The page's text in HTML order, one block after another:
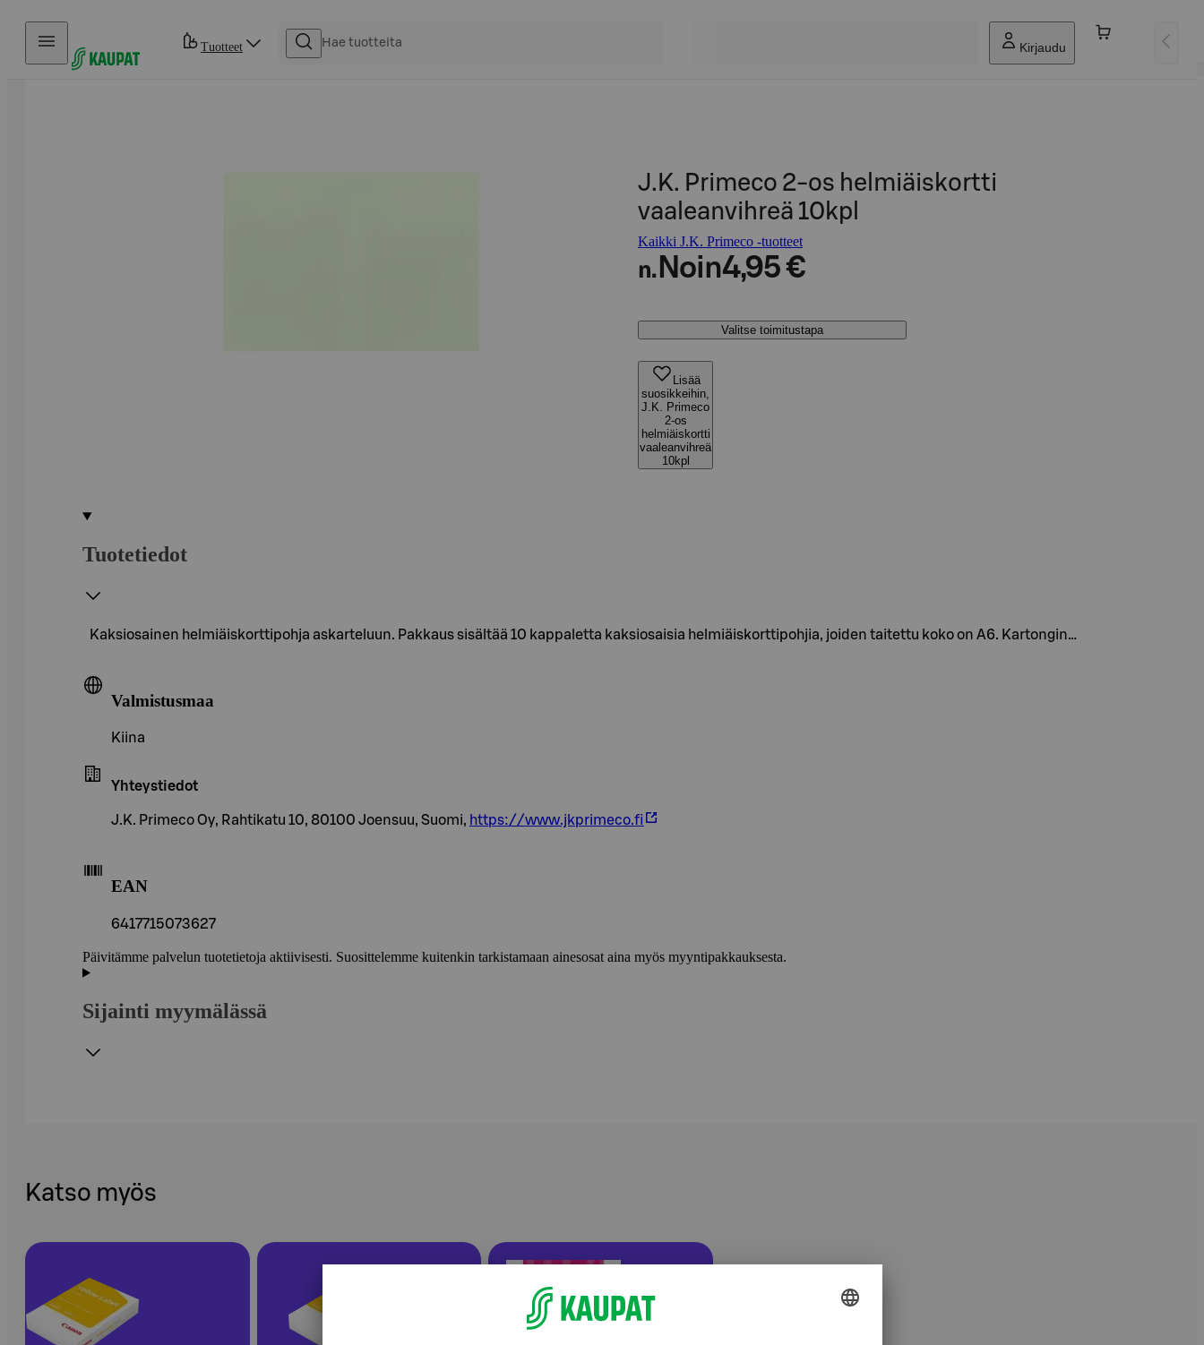
Hyppää sisältöön
Tuotteet Kirjaudu
J.K. Primeco 2-os helmiäiskortti
vaaleanvihreä 10kpl
Kaikki J.K. Primeco -tuotteet
n. Noin4,95 €
Valitse toimitustapa
Lisää
suosikkeihin,
J.K. Primeco
2-os
helmiäiskortti
vaaleanvihreä
10kpl
Tuotetiedot
Kaksiosainen helmiäiskorttipohja askarteluun. Pakkaus sisältää 10 kappaletta kaksiosaisia helmiäiskorttipohjia, joiden taitettu koko on A6. Kartongin…
Valmistusmaa
Kiina
Yhteystiedot
J.K. Primeco Oy, Rahtikatu 10, 80100 Joensuu, Suomi, https://www.jkprimeco.fi
EAN
6417715073627
Päivitämme palvelun tuotetietoja aktiivisesti. Suosittelemme kuitenkin tarkistamaan ainesosat aina myös myyntipakkauksesta.
Sijainti myymälässä
Katso myös